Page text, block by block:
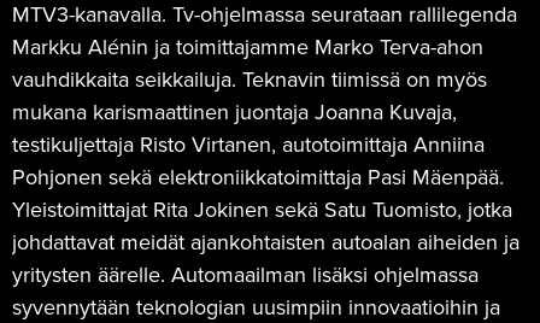
MTV3-kanavalla. Tv-ohjelmassa seurataan rallilegenda
Markku Alénin ja toimittajamme Marko Terva-ahon
vauhdikkaita seikkailuja. Teknavin tiimissä on myös
mukana karismaattinen juontaja Joanna Kuvaja,
testikuljettaja Risto Virtanen, autotoimittaja Anniina
Pohjonen sekä elektroniikkatoimittaja Pasi Mäenpää.
Yleistoimittajat Rita Jokinen sekä Satu Tuomisto, jotka
johdattavat meidät ajankohtaisten autoalan aiheiden ja
yritysten äärelle. Automaailman lisäksi ohjelmassa
syvennytään teknologian uusimpiin innovaatioihin ja